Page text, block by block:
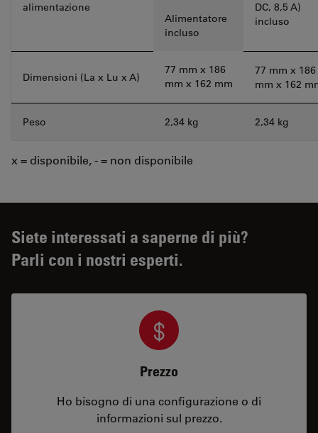
alimentazione
DC, 8,5 A)
incluso
Alimentatore
incluso
Dimensioni (La x Lu x A)
77 mm x 186
mm x 162 mm
77 mm x 186
mm x 162
Peso 2,34 kg 2,34 kg
x = disponibile, - = non disponibile
Siete interessati a saperne di più?
Parli con i nostri esperti.
Prezzo
Ho bisogno di una configurazione o di
informazioni sul prezzo.